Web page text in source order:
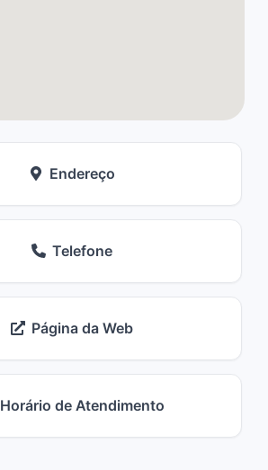
Endereço
Telefone
Página da Web
Horário de Atendimento